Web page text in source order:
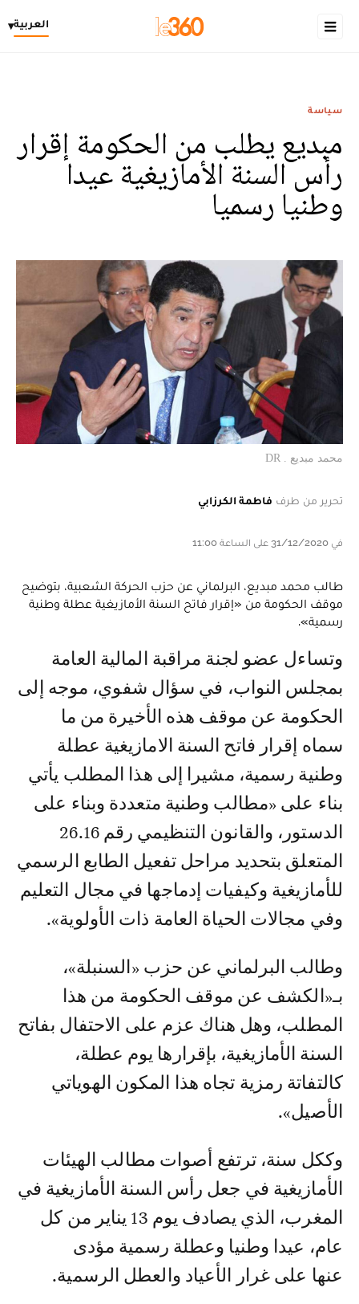
العربية▾
سياسة
مبديع يطلب من الحكومة إقرار
رأس السنة الأمازيغية عيدا
وطنيا رسميا
محمد مبديع . DR
تحرير من طرف فاطمة الكرزابي
في 31/12/2020 على الساعة 11:00
طالب محمد مبديع، البرلماني عن حزب الحركة الشعبية، بتوضيح
موقف الحكومة من «إقرار فاتح السنة الأمازيغية عطلة وطنية
رسمية».
وتساءل عضو لجنة مراقبة المالية العامة
بمجلس النواب، في سؤال شفوي، موجه إلى
الحكومة عن موقف هذه الأخيرة من ما
سماه إقرار فاتح السنة الامازيغية عطلة
وطنية رسمية، مشيرا إلى هذا المطلب يأتي
بناء على «مطالب وطنية متعددة وبناء على
الدستور، والقانون التنظيمي رقم 26.16
المتعلق بتحديد مراحل تفعيل الطابع الرسمي
للأمازيغية وكيفيات إدماجها في مجال التعليم
وفي مجالات الحياة العامة ذات الأولوية».
وطالب البرلماني عن حزب «السنبلة»،
بـ«الكشف عن موقف الحكومة من هذا
المطلب، وهل هناك عزم على الاحتفال بفاتح
السنة الأمازيغية، بإقرارها يوم عطلة،
كالتفاتة رمزية تجاه هذا المكون الهوياتي
الأصيل».
وككل سنة، ترتفع أصوات مطالب الهيئات
الأمازيغية في جعل رأس السنة الأمازيغية في
المغرب، الذي يصادف يوم 13 يناير من كل
عام، عيدا وطنيا وعطلة رسمية مؤدى
عنها على غرار الأعياد والعطل الرسمية.